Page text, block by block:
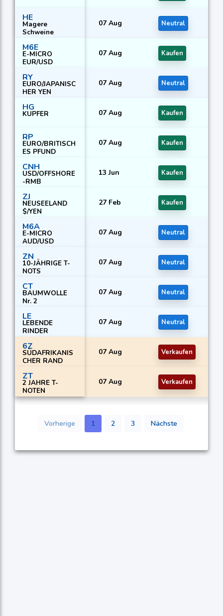
HE
Magere
Schweine
07 Aug Neutral
M6E
E-MICRO
EUR/USD
07 Aug Kaufen
RY
EURO/JAPANISC
HER YEN
07 Aug Neutral
HG
KUPFER 07 Aug Kaufen
RP
EURO/BRITISCH
ES PFUND
07 Aug Kaufen
CNH
USD/OFFSHORE
-RMB
13 Jun Kaufen
ZJ
NEUSEELAND
$/YEN
27 Feb Kaufen
M6A
E-MICRO
AUD/USD
07 Aug Neutral
ZN
10-JÄHRIGE T-
NOTS
07 Aug Neutral
CT
BAUMWOLLE
Nr. 2
07 Aug Neutral
LE
LEBENDE
RINDER
07 Aug Neutral
6Z
SÜDAFRIKANIS
CHER RAND
07 Aug Verkaufen
ZT
2 JAHRE T-
NOTEN
07 Aug Verkaufen
Vorherige 1 2 3 Nächste